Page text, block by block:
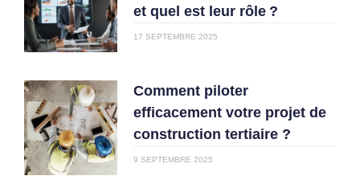
et quel est leur rôle ?
17 SEPTEMBRE 2025
Comment piloter
efficacement votre projet de
construction tertiaire ?
9 SEPTEMBRE 2025